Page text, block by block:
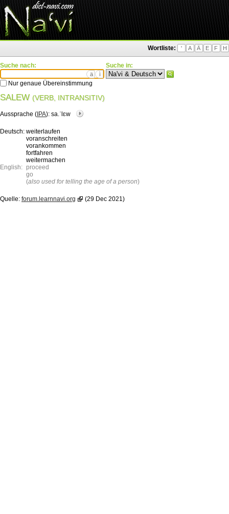
Wortliste: ' A Ä E F H
Suche nach:
ä ì
Nur genaue Übereinstimmung
Suche in:
SALEW (VERB, INTRANSITIV)
Aussprache ( IPA): sa.ˈlɛw
Deutsch: weiterlaufen
voranschreiten
vorankommen
fortfahren
weitermachen
English: proceed
go
(also used for telling the age of a person)
Quelle: forum.learnnavi.org (29 Dec 2021)